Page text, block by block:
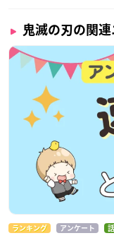
鬼滅の刃の関
ランキング アンケート